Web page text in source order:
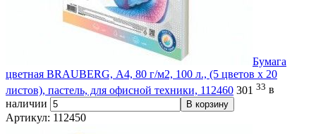
Бумага
цветная BRAUBERG, А4, 80 г/м2, 100 л., (5 цветов х 20
листов), пастель, для офисной техники, 112460 301 33 в
наличии
В корзину
Артикул: 112450